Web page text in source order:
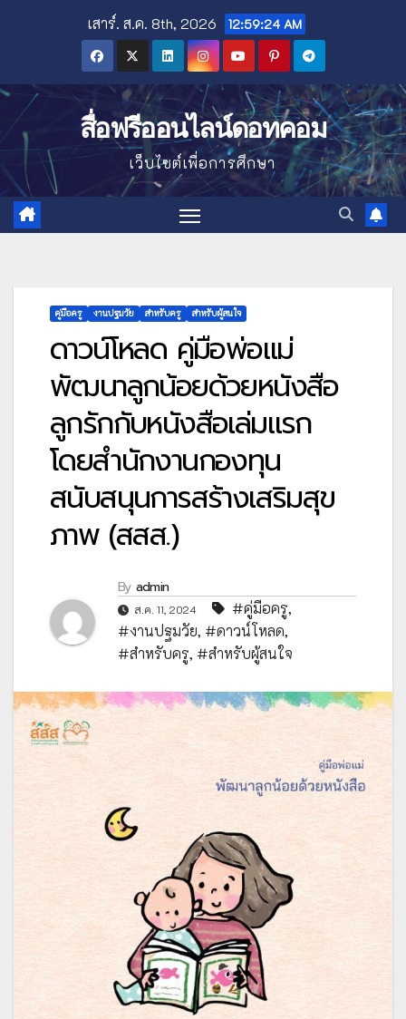
เสาร์. ส.ค. 8th, 2026 12:59:26 AM
สื่อฟรีออนไลน์ดอทคอม
เว็บไซต์เพื่อการศึกษา
คู่มือครู งานปฐมวัย สำหรับครู สำหรับผู้สนใจ
ดาวน์โหลด คู่มือพ่อแม่
พัฒนาลูกน้อยด้วยหนังสือ
ลูกรักกับหนังสือเล่มแรก
โดยสำนักงานกองทุน
สนับสนุนการสร้างเสริมสุข
ภาพ (สสส.)
By admin
ส.ค. 11, 2024 #คู่มือครู,
#งานปฐมวัย, #ดาวน์โหลด,
#สำหรับครู, #สำหรับผู้สนใจ